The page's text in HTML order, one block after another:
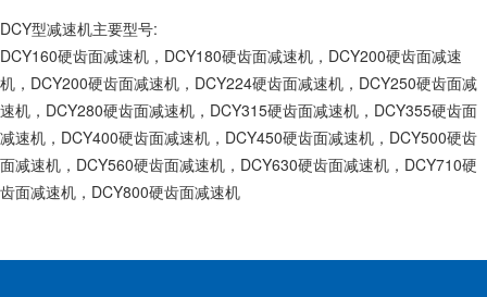
DCY型减速机主要型号:
DCY160硬齿面减速机，DCY180硬齿面减速机，DCY200硬齿面减速
机，DCY200硬齿面减速机，DCY224硬齿面减速机，DCY250硬齿面减
速机，DCY280硬齿面减速机，DCY315硬齿面减速机，DCY355硬齿面
减速机，DCY400硬齿面减速机，DCY450硬齿面减速机，DCY500硬齿
面减速机，DCY560硬齿面减速机，DCY630硬齿面减速机，DCY710硬
齿面减速机，DCY800硬齿面减速机